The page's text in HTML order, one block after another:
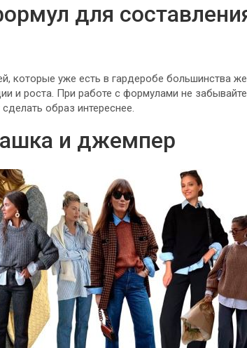
для
которые уже есть в гардеробе большинства
и роста. При работе с формулами не
образ интереснее.
и джемпер